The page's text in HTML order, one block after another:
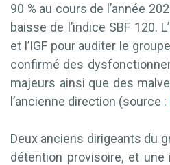
90 % au cours de l’année
baisse de l’indice SBF 120.
et l’IGF pour auditer le
confirmé des
majeurs ainsi que des
l’ancienne direction (source :
Deux anciens dirigeants du
détention provisoire, et